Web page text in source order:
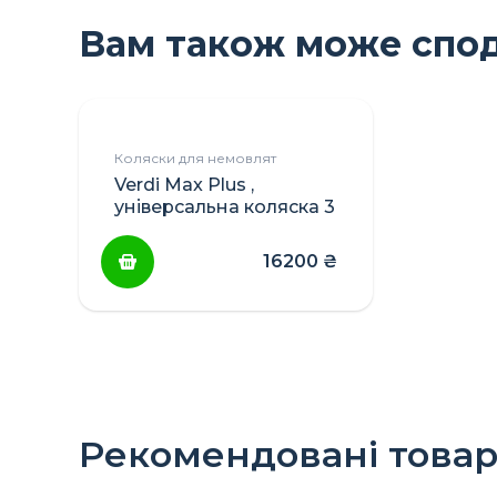
Вам також може
Коляски для немовлят
Verdi Max Plus ,
універсальна коляска 3
16200 ₴
Рекомендовані